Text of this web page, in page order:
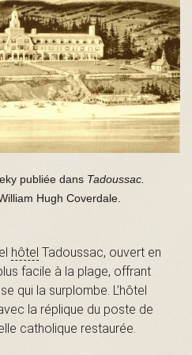
publiée dans Tadoussac.
Hugh Coverdale.
hôtel Tadoussac, ouvert en
facile à la plage, offrant
qui la surplombe. L’hôtel
la réplique du poste de
catholique restaurée.